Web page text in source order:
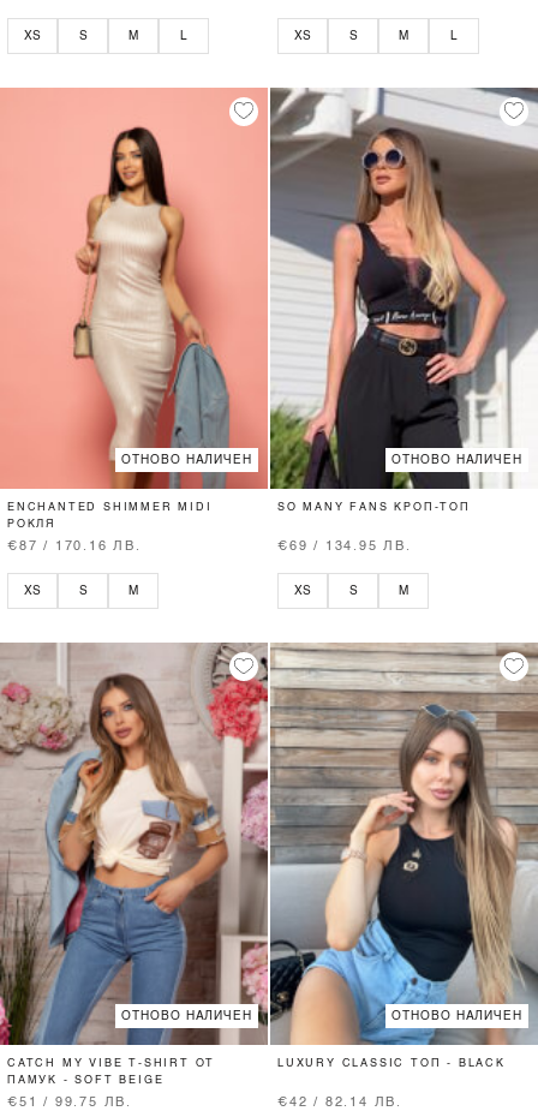
XS S M XS S M
ОТНОВО НАЛИЧЕН
ENCHANTED SHIMMER MIDI
РОКЛЯ
€87 / 170.16 ЛВ.
XS S M
ОТНОВО НАЛИЧЕН
SO MANY FANS КРОП-ТОП
€69 / 134.95 ЛВ.
XS S M
ОТНОВО НАЛИЧЕН
CATCH MY VIBE T-SHIRT ОТ
ПАМУК - SOFT BEIGE
€51 / 99.75 ЛВ.
ОТНОВО НАЛИЧЕН
LUXURY CLASSIC ТОП - BLACK
€42 / 82.14 ЛВ.